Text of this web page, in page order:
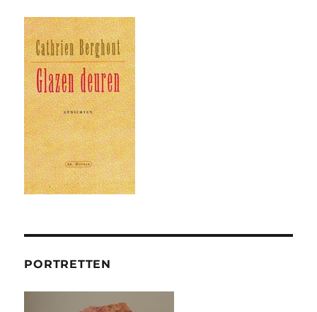
PORTRETTEN